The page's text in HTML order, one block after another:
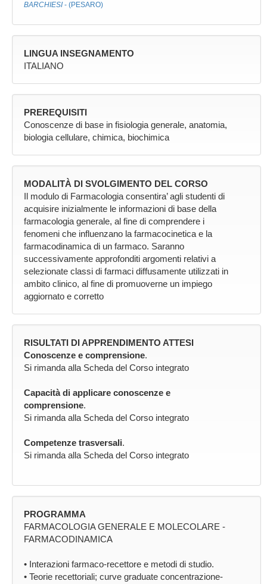
BARCHIESI - (PESARO)
LINGUA INSEGNAMENTO
ITALIANO
PREREQUISITI
Conoscenze di base in fisiologia generale, anatomia,
biologia cellulare, chimica, biochimica
MODALITÀ DI SVOLGIMENTO DEL CORSO
Il modulo di Farmacologia consentira’ agli studenti di
acquisire inizialmente le informazioni di base della
farmacologia generale, al fine di comprendere i
fenomeni che influenzano la farmacocinetica e la
farmacodinamica di un farmaco. Saranno
successivamente approfonditi argomenti relativi a
selezionate classi di farmaci diffusamente utilizzati in
ambito clinico, al fine di promuoverne un impiego
aggiornato e corretto
RISULTATI DI APPRENDIMENTO ATTESI
Conoscenze e comprensione.
Si rimanda alla Scheda del Corso integrato
Capacità di applicare conoscenze e
comprensione.
Si rimanda alla Scheda del Corso integrato
Competenze trasversali.
Si rimanda alla Scheda del Corso integrato
PROGRAMMA
FARMACOLOGIA GENERALE E MOLECOLARE -
FARMACODINAMICA
• Interazioni farmaco-recettore e metodi di studio.
• Teorie recettoriali; curve graduate concentrazione-